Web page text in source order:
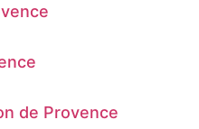
de Provence